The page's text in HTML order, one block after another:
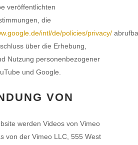
veröffentlichten
die
intl/de/policies/privacy/
über die Erhebung,
Nutzung personenbezogener
und Google.
VON
werden Videos von Vimeo
von der Vimeo LLC, 555 West